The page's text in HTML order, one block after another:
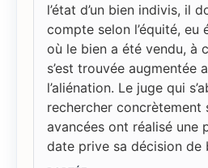
l’état d’un bien indivis, il
compte selon l’équité, eu
où le bien a été vendu, à
s’est trouvée augmentée
l’aliénation. Le juge qui
rechercher concrètement
avancées ont réalisé une
date prive sa décision de